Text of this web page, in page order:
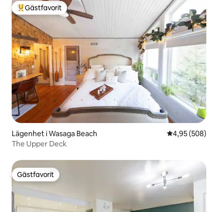
Populär gästfavorit
Gästfavorit
Lägenhet i Wasaga Beach 4,95 av 5 i
4,95 (508)
The Upper Deck
Gästfavorit
Gästfavorit